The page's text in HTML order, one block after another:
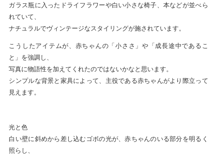
ガラス瓶に入ったドライフラワーや白い小さな椅子、本などが並べら
れていて、
ナチュラルでヴィンテージなスタイリングが施されています。
こうしたアイテムが、赤ちゃんの「小ささ」や「成長途中であるこ
と」を強調し、
写真に物語性を加えてくれたのではないかなと思います。
シンプルな背景と家具によって、主役である赤ちゃんがより際立って
見えます。
光と色
白い壁に斜めから差し込むゴボの光が、赤ちゃんのいる部分を明るく
照らし、